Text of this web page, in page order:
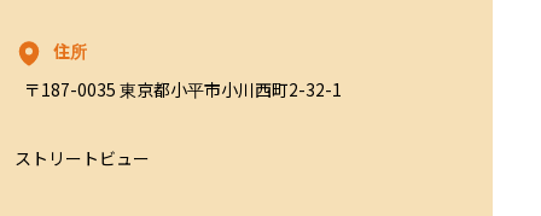
住所
〒187-0035 東京都小平市小川西町2-32-1
ストリートビュー